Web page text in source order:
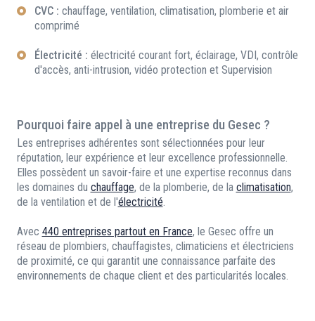
CVC : chauffage, ventilation, climatisation, plomberie et air
comprimé
Électricité : électricité courant fort, éclairage, VDI, contrôle
d'accès, anti-intrusion, vidéo protection et Supervision
Pourquoi faire appel à une entreprise du Gesec ?
Les entreprises adhérentes sont sélectionnées pour leur
réputation, leur expérience et leur excellence professionnelle.
Elles possèdent un savoir-faire et une expertise reconnus dans
les domaines du chauffage, de la plomberie, de la climatisation,
de la ventilation et de l'électricité.
Avec 440 entreprises partout en France, le Gesec offre un
réseau de plombiers, chauffagistes, climaticiens et électriciens
de proximité, ce qui garantit une connaissance parfaite des
environnements de chaque client et des particularités locales.